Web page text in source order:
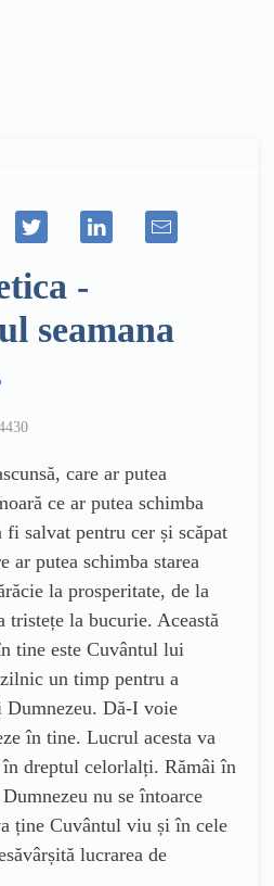
-
seamana
care ar putea
ce ar putea schimba
salvat pentru cer și scăpat
ar putea schimba starea
la prosperitate, de la
tristețe la bucurie. Această
tine este Cuvântul lui
un timp pentru a
Dă-I voie
în tine. Lucrul acesta va
în dreptul celorlalți. Rămâi în
nu se întoarce
ține Cuvântul viu și în cele
lucrarea de